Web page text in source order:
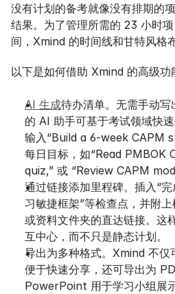
没有计划的备考就像没有排期
结果。为了管理所需的 23 小时
间，Xmind 的时间线和甘特风格
以下是如何借助 Xmind 的高级功
AI 生成待办清单。无需手动
的 AI 助手可基于考试领域快
输入“Build a 6-week CAPM
每日目标，如“Read PMBOK
quiz,” 或 “Review CAPM
通过链接添加里程碑。插入“
习敏捷框架”等检查点，并附
或资料文件夹的直达链接。这
互中心，而不只是静态计划。
导出为多种格式。Xmind 不
便于快速分享，还可导出为
PowerPoint 用于学习小组展